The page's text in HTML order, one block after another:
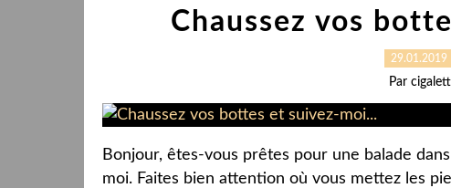
Chaussez vos
29.01.2019
Par
Bonjour, êtes-vous prêtes pour une balade
moi. Faites bien attention où vous mettez les